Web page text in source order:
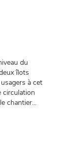
du
îlots
à cet
circulation
chantier...